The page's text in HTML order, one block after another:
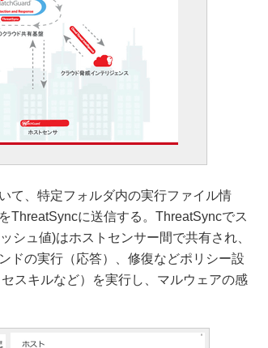
て、特定フォルダ内の実行ファイル情
ThreatSyncに送信する。ThreatSyncでス
シュ値)はホストセンサー間で共有され、
ドの実行（応答）、修復などポリシー設
スキルなど）を実行し、マルウェアの感